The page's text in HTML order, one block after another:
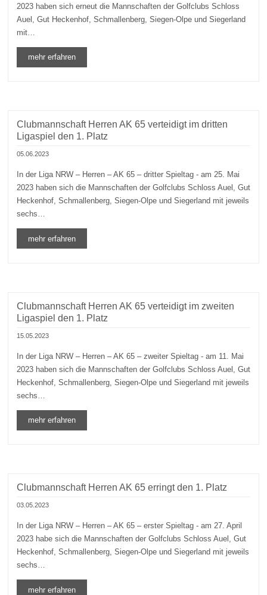
2023 haben sich erneut die Mannschaften der Golfclubs Schloss
Auel, Gut Heckenhof, Schmallenberg, Siegen-Olpe und Siegerland
mit…
mehr erfahren
Clubmannschaft Herren AK 65 verteidigt im dritten
Ligaspiel den 1. Platz
05.06.2023
In der Liga NRW – Herren – AK 65 – dritter Spieltag - am 25. Mai
2023 haben sich die Mannschaften der Golfclubs Schloss Auel, Gut
Heckenhof, Schmallenberg, Siegen-Olpe und Siegerland mit jeweils
sechs…
mehr erfahren
Clubmannschaft Herren AK 65 verteidigt im zweiten
Ligaspiel den 1. Platz
15.05.2023
In der Liga NRW – Herren – AK 65 – zweiter Spieltag - am 11. Mai
2023 haben sich die Mannschaften der Golfclubs Schloss Auel, Gut
Heckenhof, Schmallenberg, Siegen-Olpe und Siegerland mit jeweils
sechs…
mehr erfahren
Clubmannschaft Herren AK 65 erringt den 1. Platz
03.05.2023
In der Liga NRW – Herren – AK 65 – erster Spieltag - am 27. April
2023 habe sich die Mannschaften der Golfclubs Schloss Auel, Gut
Heckenhof, Schmallenberg, Siegen-Olpe und Siegerland mit jeweils
sechs…
mehr erfahren